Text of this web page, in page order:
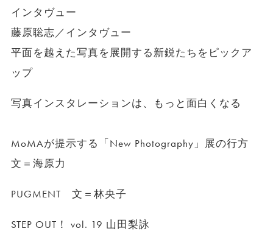
インタヴュー
藤原聡志／インタヴュー
平面を越えた写真を展開する新鋭たちをピックア
ップ
写真インスタレーションは、もっと面白くなる
MoMAが提示する「New Photography」展の行方
文＝海原力
PUGMENT 文＝林央子
STEP OUT！ vol. 19 山田梨詠